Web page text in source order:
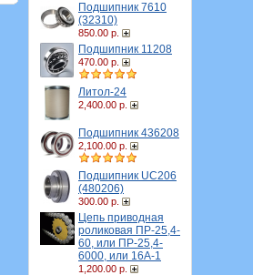
Подшипник 7610
(32310)
850.00 р.
Подшипник 11208
470.00 р.
Литол-24
2,400.00 р.
Подшипник 436208
2,100.00 р.
Подшипник UC206
(480206)
300.00 р.
Цепь приводная
роликовая ПР-25,4-
60, или ПР-25,4-
6000, или 16A-1
1,200.00 р.